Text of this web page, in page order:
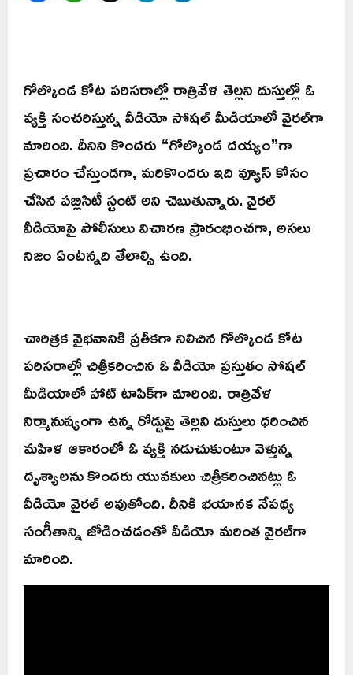
గోల్కొండ కోట పరిసరాల్లో రాత్రివేళ తెల్లని దుస్తుల్లో ఓ
వ్యక్తి సంచరిస్తున్న వీడియో సోషల్ మీడియాలో వైరల్‌గా
మారింది. దీనిని కొందరు “గోల్కొండ దయ్యం”గా
ప్రచారం చేస్తుండగా, మరికొందరు ఇది వ్యూస్ కోసం
చేసిన పబ్లిసిటీ స్టంట్ అని చెబుతున్నారు. వైరల్
వీడియోపై పోలీసులు విచారణ ప్రారంభించగా, అసలు
నిజం ఏంటన్నది తేలాల్సి ఉంది.
చారిత్రక వైభవానికి ప్రతీకగా నిలిచిన గోల్కొండ కోట
పరిసరాల్లో చిత్రీకరించిన ఓ వీడియో ప్రస్తుతం సోషల్
మీడియాలో హాట్ టాపిక్‌గా మారింది. రాత్రివేళ
నిర్మానుష్యంగా ఉన్న రోడ్డుపై తెల్లని దుస్తులు ధరించిన
మహిళ ఆకారంలో ఓ వ్యక్తి నడుచుకుంటూ వెళ్తున్న
దృశ్యాలను కొందరు యువకులు చిత్రీకరించినట్లు ఓ
వీడియో వైరల్ అవుతోంది. దీనికి భయానక నేపథ్య
సంగీతాన్ని జోడించడంతో వీడియో మరింత వైరల్‌గా
మారింది.